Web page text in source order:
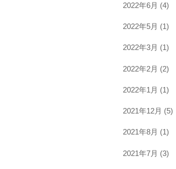
2022年6月 (4)
2022年5月 (1)
2022年3月 (1)
2022年2月 (2)
2022年1月 (1)
2021年12月 (5)
2021年8月 (1)
2021年7月 (3)